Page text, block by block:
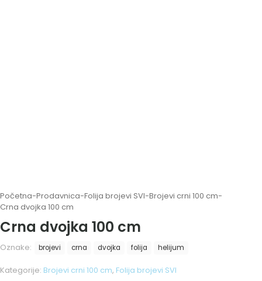
Početna-Prodavnica-Folija brojevi SVI-Brojevi crni 100 cm-
Crna dvojka 100 cm
Crna dvojka 100 cm
Oznake: brojevi crna dvojka folija helijum
Kategorije: Brojevi crni 100 cm, Folija brojevi SVI